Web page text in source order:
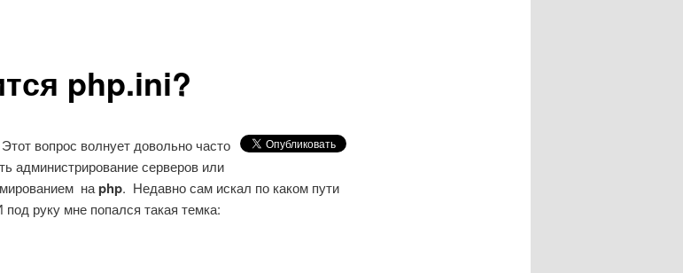
php.ini?
вопрос волнует довольно часто
администрирование серверов или
наphp. Недавно сам искал по каком пути
руку мне попался такая темка: